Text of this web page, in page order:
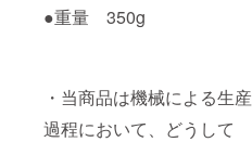
●重量 350g
・当商品は機械による生産
過程において、どうして